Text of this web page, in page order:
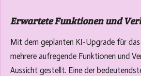
Erwartete Funktionen und
Mit dem geplanten KI-Upgrade für das
mehrere aufregende Funktionen und
Aussicht gestellt. Eine der